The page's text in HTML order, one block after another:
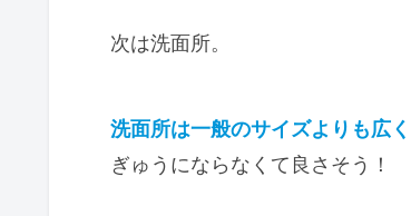
次は洗面所。
洗面所は一般のサイズよりも広く
ぎゅうにならなくて良さそう！